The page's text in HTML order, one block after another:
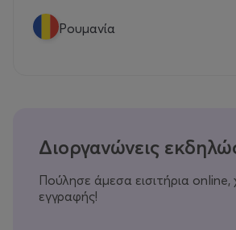
Ρουμανία
Διοργανώνεις
Πούλησε άμεσα εισιτήρια
εγγραφής!